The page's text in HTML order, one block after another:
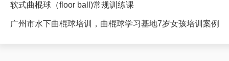
软式曲棍球（floor ball)常规训练课
广州市水下曲棍球培训，曲棍球学习基地7岁女孩培训案例